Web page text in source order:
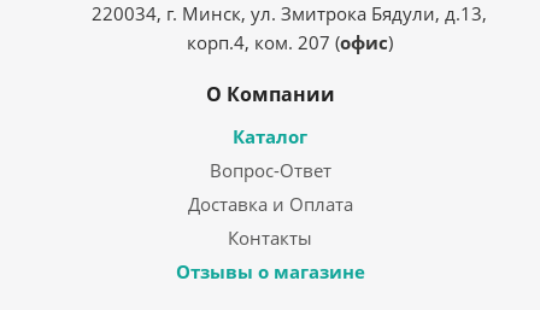
220034, г. Минск, ул. Змитрока Бядули, д.13,
корп.4, ком. 207 (офис)
О Компании
Каталог
Вопрос-Ответ
Доставка и Оплата
Контакты
Отзывы о магазине